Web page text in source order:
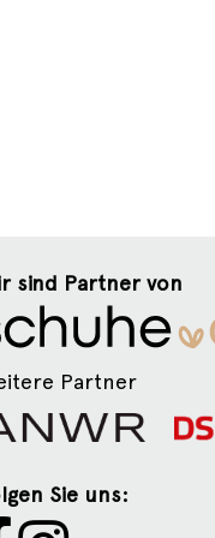
sind Partner von
Partner
Sie uns: